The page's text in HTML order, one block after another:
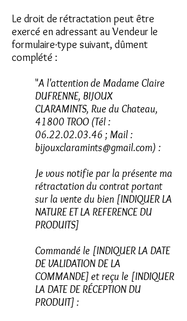
Le droit de rétractation peut être
exercé en adressant au Vendeur le
formulaire-type suivant, dûment
complété :
"A l'attention de Madame Claire
DUFRENNE, BIJOUX
CLARAMINTS, Rue du Chateau,
41800 TROO (Tél :
06.22.02.03.46 ; Mail :
bijouxclaramints@gmail.com) :
Je vous notifie par la présente ma
rétractation du contrat portant
sur la vente du bien [INDIQUER LA
NATURE ET LA REFERENCE DU
PRODUITS]
Commandé le [INDIQUER LA DATE
DE VALIDATION DE LA
COMMANDE] et reçu le [INDIQUER
LA DATE DE RÉCEPTION DU
PRODUIT] :